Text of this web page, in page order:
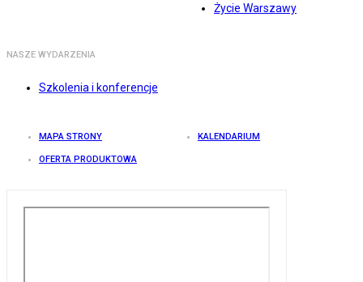
Życie Warszawy
NASZE WYDARZENIA
Szkolenia i konferencje
MAPA STRONY KALENDARIUM
OFERTA PRODUKTOWA